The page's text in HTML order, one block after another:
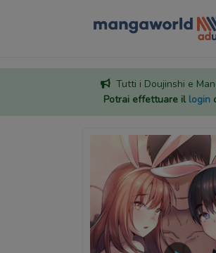
Tutti i Doujinshi e
Potrai effettuare il login